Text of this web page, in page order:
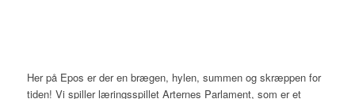
Her på Epos er der en brægen, hylen, summen og skræppen for
tiden! Vi spiller læringsspillet Arternes Parlament, som er et